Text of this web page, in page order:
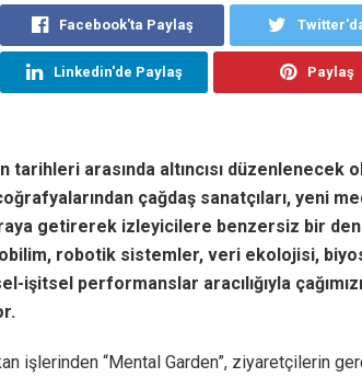
Facebook'ta Paylaş
Linkedin'de Paylaş Paylaş
tarihleri arasında altıncısı
çağdaş sanatçıları, yeni
getirerek izleyicilere benzersiz bir
robotik sistemler, veri ekolojisi,
işitsel performanslar aracılığıyla
işlerinden “Mental Garden”, ziyaretçilerin